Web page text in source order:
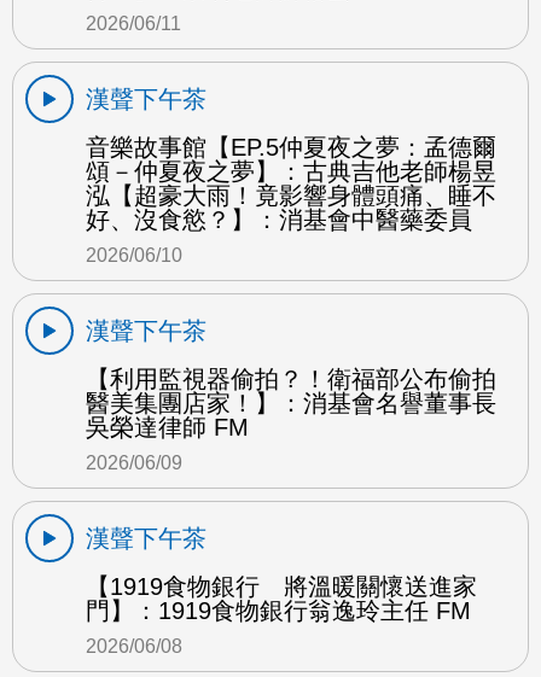
2026/06/11
漢聲下午茶
音樂故事館【EP.5仲夏夜之夢：孟德爾
頌－仲夏夜之夢】：古典吉他老師楊昱
泓【超豪大雨！竟影響身體頭痛、睡不
好、沒食慾？】：消基會中醫藥委員
2026/06/10
漢聲下午茶
【利用監視器偷拍？！衛福部公布偷拍
醫美集團店家！】：消基會名譽董事長
吳榮達律師 FM
2026/06/09
漢聲下午茶
【1919食物銀行 將溫暖關懷送進家
門】：1919食物銀行翁逸玲主任 FM
2026/06/08